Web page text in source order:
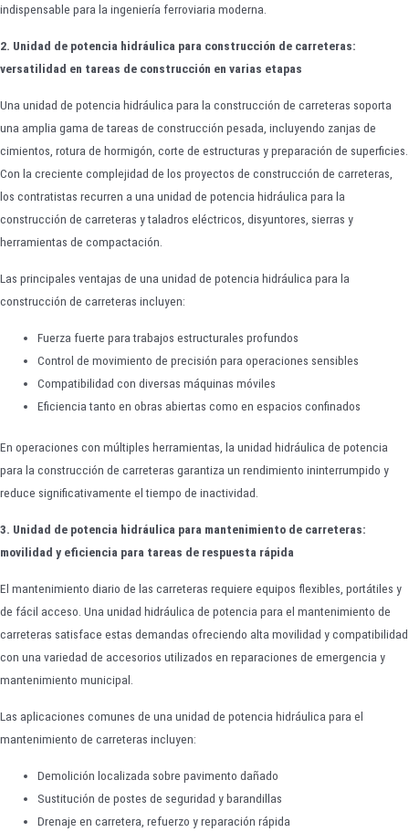
indispensable para la ingeniería ferroviaria moderna.
2. Unidad de potencia hidráulica para construcción de carreteras:
versatilidad en tareas de construcción en varias etapas
Una unidad de potencia hidráulica para la construcción de carreteras soporta
una amplia gama de tareas de construcción pesada, incluyendo zanjas de
cimientos, rotura de hormigón, corte de estructuras y preparación de superficies.
Con la creciente complejidad de los proyectos de construcción de carreteras,
los contratistas recurren a una unidad de potencia hidráulica para la
construcción de carreteras y taladros eléctricos, disyuntores, sierras y
herramientas de compactación.
Las principales ventajas de una unidad de potencia hidráulica para la
construcción de carreteras incluyen:
Fuerza fuerte para trabajos estructurales profundos
Control de movimiento de precisión para operaciones sensibles
Compatibilidad con diversas máquinas móviles
Eficiencia tanto en obras abiertas como en espacios confinados
En operaciones con múltiples herramientas, la unidad hidráulica de potencia
para la construcción de carreteras garantiza un rendimiento ininterrumpido y
reduce significativamente el tiempo de inactividad.
3. Unidad de potencia hidráulica para mantenimiento de carreteras:
movilidad y eficiencia para tareas de respuesta rápida
El mantenimiento diario de las carreteras requiere equipos flexibles, portátiles y
de fácil acceso. Una unidad hidráulica de potencia para el mantenimiento de
carreteras satisface estas demandas ofreciendo alta movilidad y compatibilidad
con una variedad de accesorios utilizados en reparaciones de emergencia y
mantenimiento municipal.
Las aplicaciones comunes de una unidad de potencia hidráulica para el
mantenimiento de carreteras incluyen:
Demolición localizada sobre pavimento dañado
Sustitución de postes de seguridad y barandillas
Drenaje en carretera, refuerzo y reparación rápida